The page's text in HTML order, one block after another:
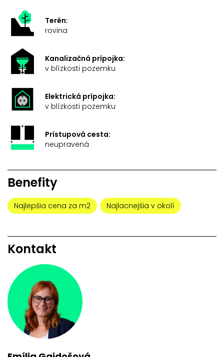
Terén:
rovina
Kanalizačná prípojka:
v blízkosti pozemku
Elektrická prípojka:
v blízkosti pozemku
Prístupová cesta:
neupravená
Benefity
Najlepšia cena za m2 Najlacnejšia v okolí
Kontakt